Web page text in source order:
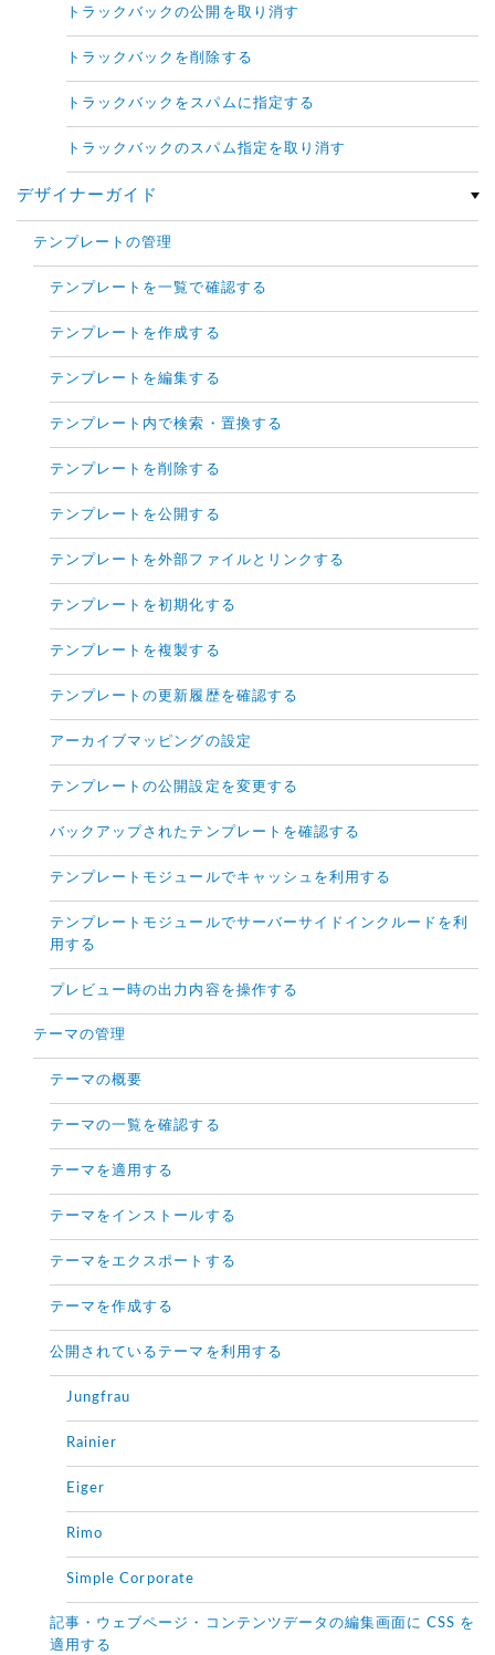
トラックバックの公開を取り消す
トラックバックを削除する
トラックバックをスパムに指定する
トラックバックのスパム指定を取り消す
デザイナーガイド
テンプレートの管理
テンプレートを一覧で確認する
テンプレートを作成する
テンプレートを編集する
テンプレート内で検索・置換する
テンプレートを削除する
テンプレートを公開する
テンプレートを外部ファイルとリンクする
テンプレートを初期化する
テンプレートを複製する
テンプレートの更新履歴を確認する
アーカイブマッピングの設定
テンプレートの公開設定を変更する
バックアップされたテンプレートを確認する
テンプレートモジュールでキャッシュを利用する
テンプレートモジュールでサーバーサイドインクルードを利
用する
プレビュー時の出力内容を操作する
テーマの管理
テーマの概要
テーマの一覧を確認する
テーマを適用する
テーマをインストールする
テーマをエクスポートする
テーマを作成する
公開されているテーマを利用する
Jungfrau
Rainier
Eiger
Rimo
Simple Corporate
記事・ウェブページ・コンテンツデータの編集画面に CSS を
適用する